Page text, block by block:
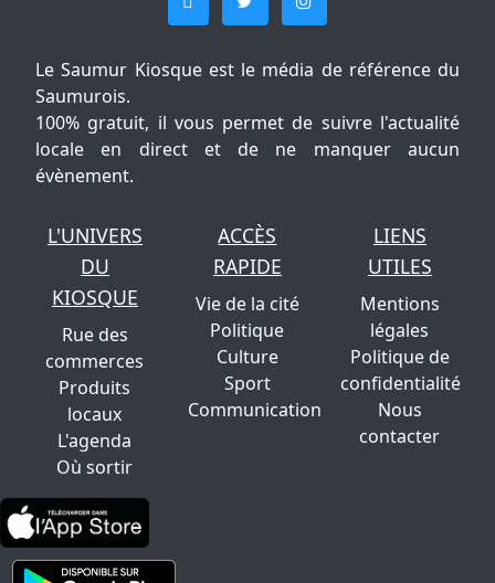
Le Saumur Kiosque est le média de référence du
Saumurois.
100% gratuit, il vous permet de suivre l'actualité
locale en direct et de ne manquer aucun
évènement.
L'UNIVERS
DU
KIOSQUE
Rue des
commerces
Produits
locaux
L'agenda
Où sortir
ACCÈS
RAPIDE
Vie de la cité
Politique
Culture
Sport
Communication
LIENS
UTILES
Mentions
légales
Politique de
confidentialité
Nous
contacter